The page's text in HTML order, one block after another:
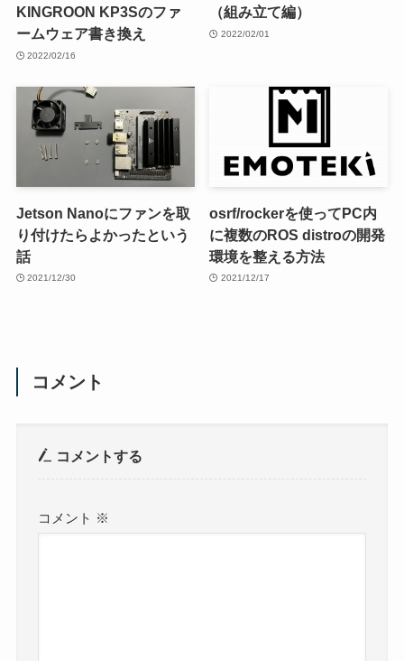
KINGROON KP3Sのファ
ームウェア書き換え
2022/02/16
（組み立て編）
2022/02/01
Jetson Nanoにファンを取
り付けたらよかったという
話
2021/12/30
osrf/rockerを使ってPC内
に複数のROS distroの開発
環境を整える方法
2021/12/17
コメント
コメントする
コメント ※